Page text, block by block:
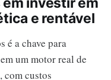
e rentável
é a chave para
um motor real de
com custos